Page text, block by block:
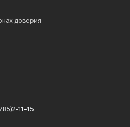
доверия
11-45